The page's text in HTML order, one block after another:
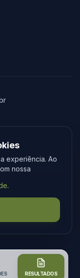
reservados.
experiência. Ao
nossa
.
RESULTADOS